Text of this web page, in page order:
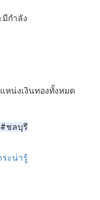
กำลัง
หน่งเงินทองทั้งหมด
ชลบุรี
ะน่ารู้